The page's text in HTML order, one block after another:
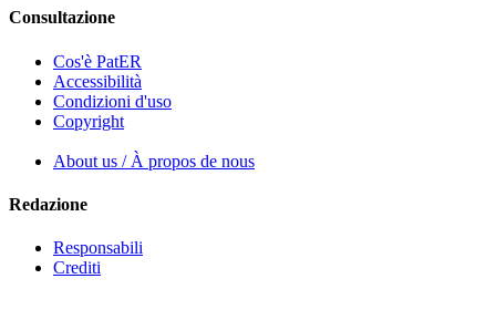
Consultazione
Cos'è PatER
Accessibilità
Condizioni d'uso
Copyright
About us / À propos de nous
Redazione
Responsabili
Crediti